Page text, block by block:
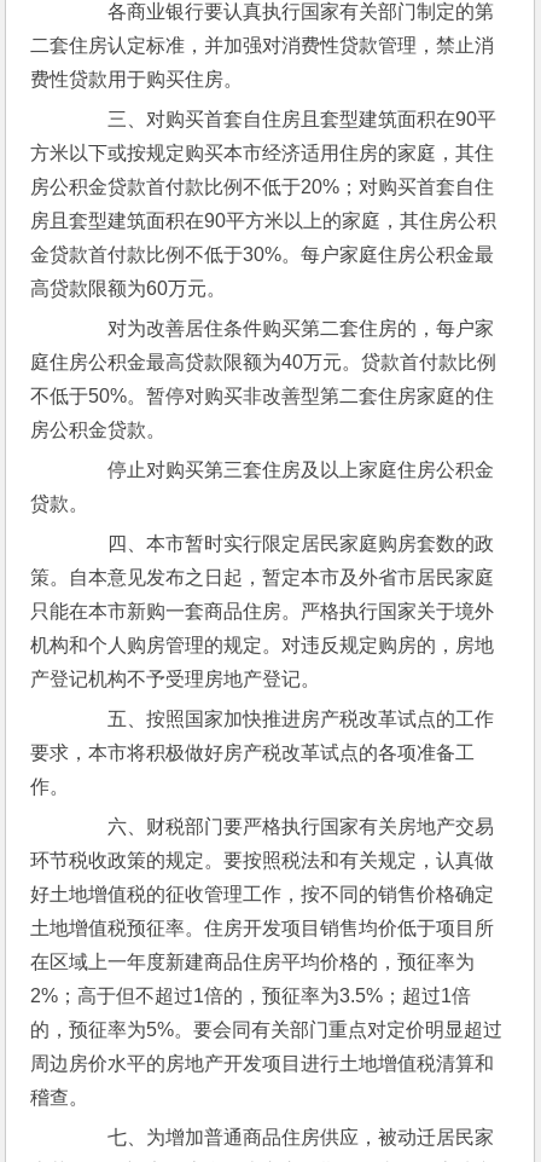
各商业银行要认真执行国家有关部门制定的第
二套住房认定标准，并加强对消费性贷款管理，禁止消
费性贷款用于购买住房。
三、对购买首套自住房且套型建筑面积在90平
方米以下或按规定购买本市经济适用住房的家庭，其住
房公积金贷款首付款比例不低于20%；对购买首套自住
房且套型建筑面积在90平方米以上的家庭，其住房公积
金贷款首付款比例不低于30%。每户家庭住房公积金最
高贷款限额为60万元。
对为改善居住条件购买第二套住房的，每户家
庭住房公积金最高贷款限额为40万元。贷款首付款比例
不低于50%。暂停对购买非改善型第二套住房家庭的住
房公积金贷款。
停止对购买第三套住房及以上家庭住房公积金
贷款。
四、本市暂时实行限定居民家庭购房套数的政
策。自本意见发布之日起，暂定本市及外省市居民家庭
只能在本市新购一套商品住房。严格执行国家关于境外
机构和个人购房管理的规定。对违反规定购房的，房地
产登记机构不予受理房地产登记。
五、按照国家加快推进房产税改革试点的工作
要求，本市将积极做好房产税改革试点的各项准备工
作。
六、财税部门要严格执行国家有关房地产交易
环节税收政策的规定。要按照税法和有关规定，认真做
好土地增值税的征收管理工作，按不同的销售价格确定
土地增值税预征率。住房开发项目销售均价低于项目所
在区域上一年度新建商品住房平均价格的，预征率为
2%；高于但不超过1倍的，预征率为3.5%；超过1倍
的，预征率为5%。要会同有关部门重点对定价明显超过
周边房价水平的房地产开发项目进行土地增值税清算和
稽查。
七、为增加普通商品住房供应，被动迁居民家